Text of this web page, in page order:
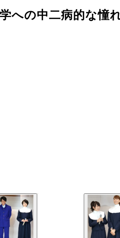
への中二病的な憧